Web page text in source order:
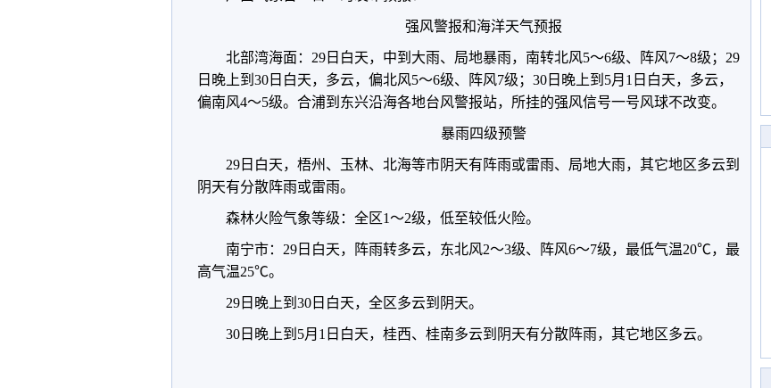
强风警报和海洋天气预报
北部湾海面：29日白天，中到大雨、局地暴雨，南转北风5～6级、阵风7～8级；29
日晚上到30日白天，多云，偏北风5～6级、阵风7级；30日晚上到5月1日白天，多云，
偏南风4～5级。合浦到东兴沿海各地台风警报站，所挂的强风信号一号风球不改变。
暴雨四级预警
29日白天，梧州、玉林、北海等市阴天有阵雨或雷雨、局地大雨，其它地区多云到
阴天有分散阵雨或雷雨。
森林火险气象等级：全区1～2级，低至较低火险。
南宁市：29日白天，阵雨转多云，东北风2～3级、阵风6～7级，最低气温20℃，最
高气温25℃。
29日晚上到30日白天，全区多云到阴天。
30日晚上到5月1日白天，桂西、桂南多云到阴天有分散阵雨，其它地区多云。